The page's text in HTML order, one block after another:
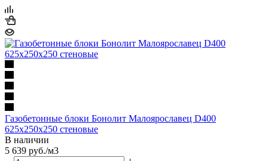
Газобетонные блоки Бонолит Малоярославец D400
625х250х250 стеновые
В наличии
5 639 руб./м3